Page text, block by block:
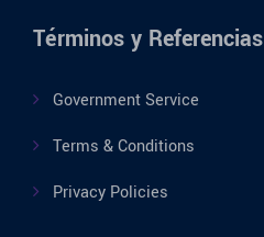
Términos y Referencias
Government Service
Terms & Conditions
Privacy Policies